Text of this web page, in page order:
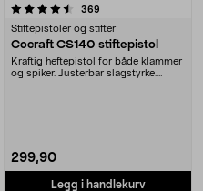
369
Stiftepistoler og stifter
Cocraft CS140 stiftepistol
Kraftig heftepistol for både klammer
og spiker. Justerbar slagstyrke.
299,90
Legg i handlekurv